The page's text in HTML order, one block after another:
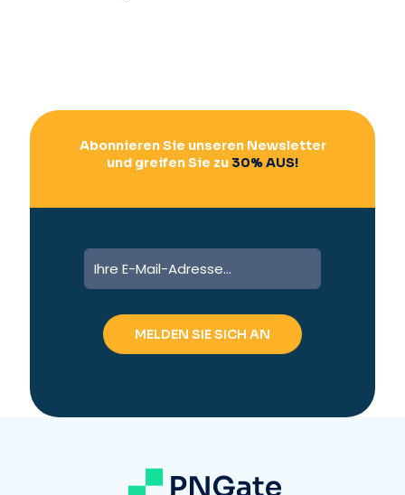
Abonnieren Sie unseren Newsletter
und greifen Sie zu 30% AUS!